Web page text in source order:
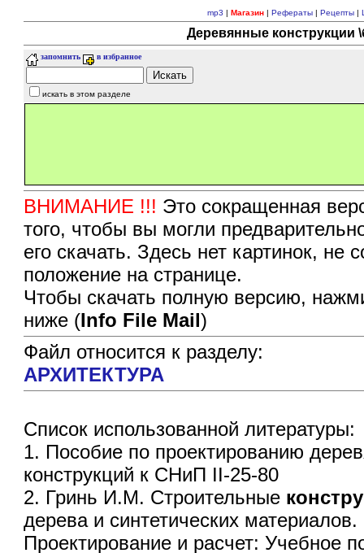
mp3 | Магазин| Рефераты| Рецепты|
Деревянные конструкции
запомнить в избранное
искать в этом разделе
ВНИМАНИЕ !!! Это сокращенная
того, чтобы вы могли
его скачать. Здесь нет картинок,
положение на странице.
Чтобы скачать полную версию,
ниже (Info File Mail)
Файл относится к разделу:
АРХИТЕКТУРА
Список использованной литературы:
1. Пособие по проектированию
конструкций к СНиП II-25-80
2. Гринь И.М. Строительные
дерева и синтетических материалов.
Проектирование и расчет: Учебное